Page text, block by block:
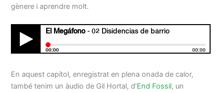
gènere i aprendre molt.
En aquest capítol, enregistrat en plena onada de calor,
també tenim un àudio de Gil Hortal, d’End Fossil, un